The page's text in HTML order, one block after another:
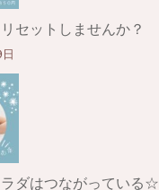
セットしませんか？
ダはつながっている☆